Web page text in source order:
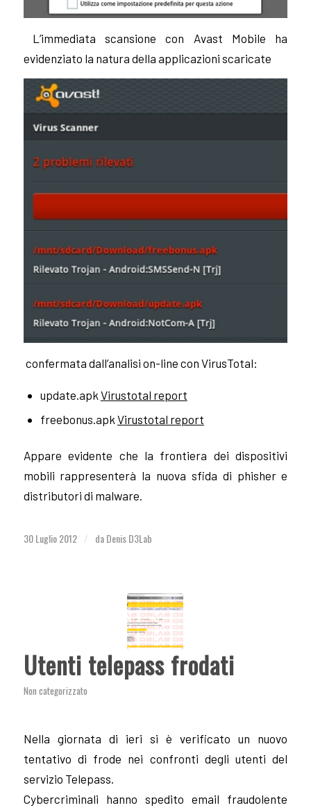
L’immediata scansione con Avast Mobile ha
evidenziato la natura della applicazioni scaricate
confermata dall’analisi on-line con VirusTotal:
update.apk Virustotal report
freebonus.apk Virustotal report
Appare evidente che la frontiera dei dispositivi
mobili rappresenterà la nuova sfida di phisher e
distributori di malware.
30 Luglio 2012 / daDenis D3Lab
Utenti telepass frodati
Non categorizzato
Nella giornata di ieri si è verificato un nuovo
tentativo di frode nei confronti degli utenti del
servizio Telepass.
Cybercriminali hanno spedito email fraudolente